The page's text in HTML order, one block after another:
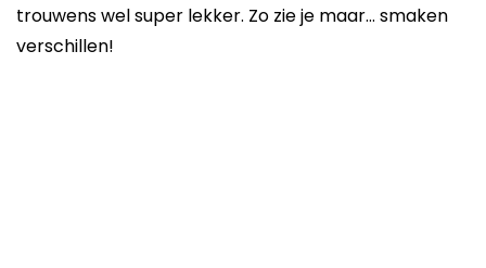
trouwens wel super lekker. Zo zie je maar… smaken
verschillen!